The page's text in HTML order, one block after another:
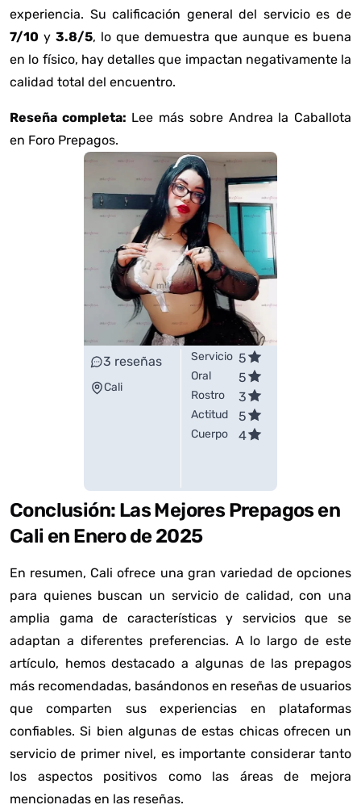
experiencia. Su calificación general del servicio es de
7/10 y 3.8/5, lo que demuestra que aunque es buena
en lo físico, hay detalles que impactan negativamente la
calidad total del encuentro.
Reseña completa: Lee más sobre Andrea la Caballota
en Foro Prepagos.
3 reseñas
Cali
Servicio 5
Oral 5
Rostro 3
Actitud 5
Cuerpo 4
Conclusión: Las Mejores Prepagos en
Cali en Enero de 2025
En resumen, Cali ofrece una gran variedad de opciones
para quienes buscan un servicio de calidad, con una
amplia gama de características y servicios que se
adaptan a diferentes preferencias. A lo largo de este
artículo, hemos destacado a algunas de las prepagos
más recomendadas, basándonos en reseñas de usuarios
que comparten sus experiencias en plataformas
confiables. Si bien algunas de estas chicas ofrecen un
servicio de primer nivel, es importante considerar tanto
los aspectos positivos como las áreas de mejora
mencionadas en las reseñas.